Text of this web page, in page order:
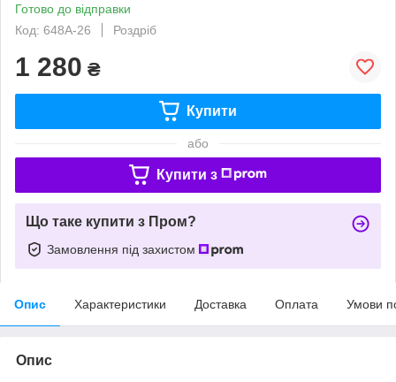
Готово до відправки
Код: 648А-26
Роздріб
1 280 ₴
Купити
або
Купити з
Що таке купити з Пром?
Замовлення під захистом
Опис Характеристики Доставка Оплата Умови
Опис